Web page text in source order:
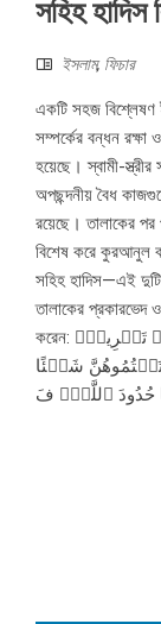
সহিহ হাদিস
ইসলাম, ফিচার
একটি সহজ বিশ্লেষণ
সম্পর্কের বন্ধন রক্ষা
হয়েছে। স্বামী-
অপছন্দনীয় বৈধ
রয়েছে। তালাকের
বিশেষ করে কুরআনুল
সহিহ হাদিস—এই
তালাকের প্রকারভেদ
করেন: ٱلطَّلَٰقُ مَرَّتَانِۖ فَإِمۡسَاكُۢ بِمَعۡرُوفٍ أَوۡ تَسۡرِيحُۢ
شَيۡئًا